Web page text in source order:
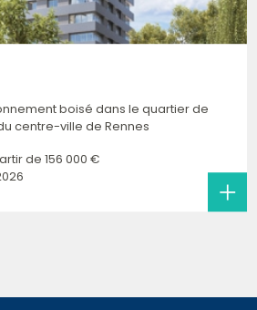
boisé dans le quartier de
centre-ville de Rennes
de 156 000 €